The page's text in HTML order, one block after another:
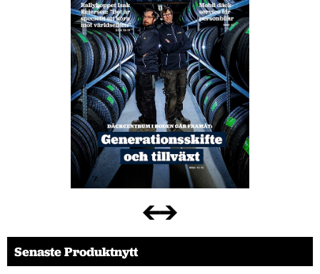
Senaste Produktnytt